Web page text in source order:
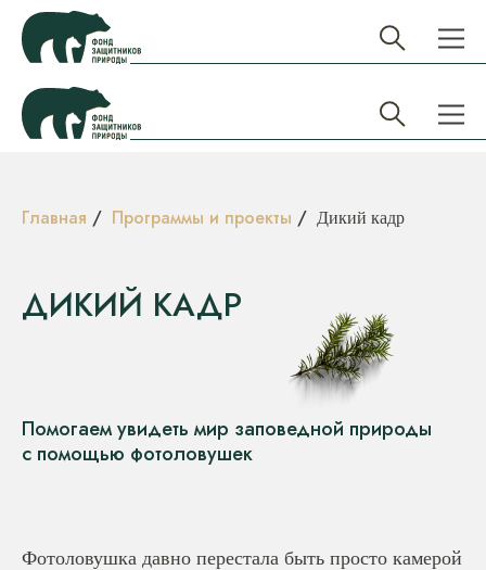
Главная / Программы и проекты / Дикий кадр
ДИКИЙ КАДР
Помогаем увидеть мир заповедной природы
с помощью фотоловушек
Фотоловушка давно перестала быть просто камерой